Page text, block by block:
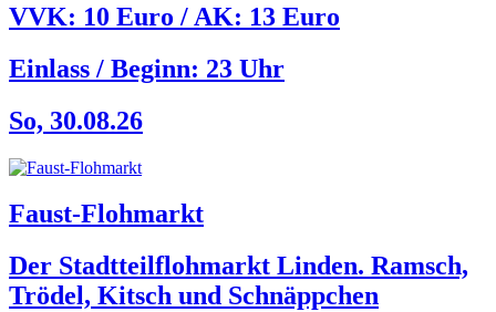
VVK: 10 Euro / AK: 13 Euro
Einlass / Beginn: 23 Uhr
So, 30.08.26
Faust-Flohmarkt
Der Stadtteilflohmarkt Linden. Ramsch,
Trödel, Kitsch und Schnäppchen